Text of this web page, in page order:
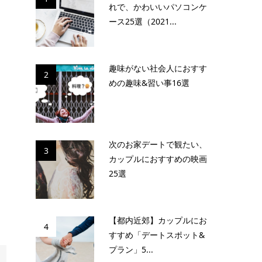
れで、かわいいパソコンケ
ース25選（2021...
2
趣味がない社会人におすす
めの趣味&習い事16選
3
次のお家デートで観たい、
カップルにおすすめの映画
25選
4
【都内近郊】カップルにお
すすめ「デートスポット&
プラン」5...